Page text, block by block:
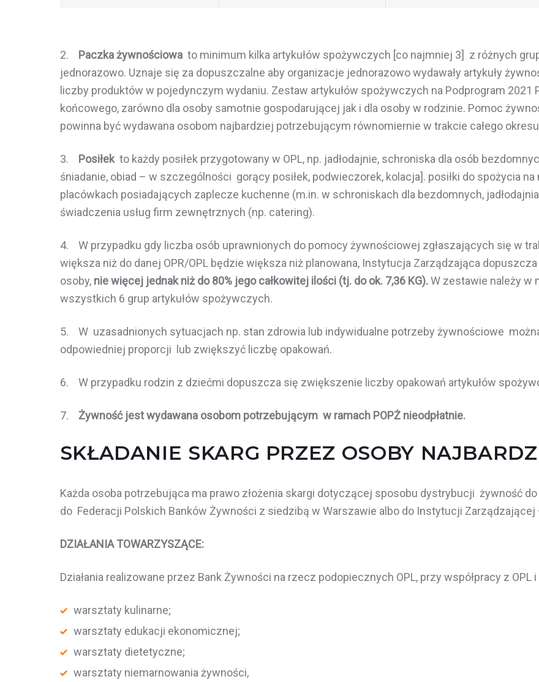
2. Paczka żywnościowato minimum kilka artykułów spożywczych [co najmniej 3] z różnych
jednorazowo. Uznaje się za dopuszczalne aby organizacje jednorazowo wydawały artykuły
liczby produktów w pojedynczym wydaniu. Zestaw artykułów spożywczych na Podprogram 2021
końcowego, zarówno dla osoby samotnie gospodarującej jak i dla osoby w rodzinie. Pomoc
powinna być wydawana osobom najbardziej potrzebującym równomiernie w trakcie całego
3. Posiłek to każdy posiłek przygotowany w OPL, np. jadłodajnie, schroniska dla osób
śniadanie, obiad – w szczególności gorący posiłek, podwieczorek, kolacja]. posiłki do spożycia
placówkach posiadających zaplecze kuchenne (m.in. w schroniskach dla bezdomnych,
świadczenia usług firm zewnętrznych (np. catering).
4. W przypadku gdy liczba osób uprawnionych do pomocy żywnościowej zgłaszających się w
większa niż do danej OPR/OPL będzie większa niż planowana, Instytucja Zarządzająca
osoby, nie więcej jednak niż do 80% jego całkowitej ilości (tj. do ok. 7,36 KG).W zestawie należy w
wszystkich 6 grup artykułów spożywczych.
5. W uzasadnionych sytuacjach np. stan zdrowia lub indywidualne potrzeby żywnościowe
odpowiedniej proporcji lub zwiększyć liczbę opakowań.
6. W przypadku rodzin z dziećmi dopuszcza się zwiększenie liczby opakowań artykułów
7. Żywność jest wydawana osobom potrzebującym w ramach POPŻ nieodpłatnie.
SKŁADANIE SKARG PRZEZ OSOBY
Każda osoba potrzebująca ma prawo złożenia skargi dotyczącej sposobu dystrybucji żywność
do Federacji Polskich Banków Żywności z siedzibą w Warszawie albo do Instytucji Zarządzającej
DZIAŁANIA TOWARZYSZĄCE:
Działania realizowane przez Bank Żywności na rzecz podopiecznych OPL, przy współpracy z OPL i
warsztaty kulinarne;
warsztaty edukacji ekonomicznej;
warsztaty dietetyczne;
warsztaty niemarnowania żywności,